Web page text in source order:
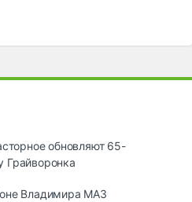
обновляют 65-
Грайворонка
Владимира МАЗ